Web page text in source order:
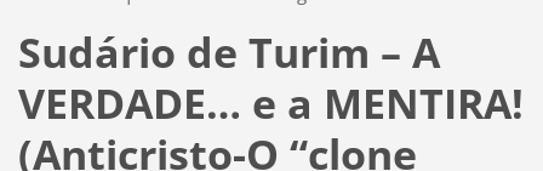
Sudário de Turim – A
VERDADE… e a MENTIRA!
(Anticristo-O “clone